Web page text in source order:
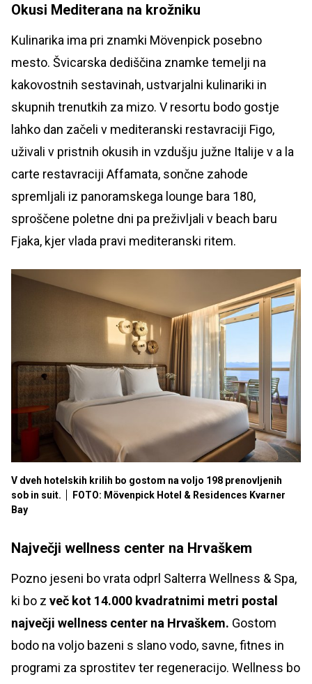
Okusi Mediterana na krožniku
Kulinarika ima pri znamki Mövenpick posebno
mesto. Švicarska dediščina znamke temelji na
kakovostnih sestavinah, ustvarjalni kulinariki in
skupnih trenutkih za mizo. V resortu bodo gostje
lahko dan začeli v mediteranski restavraciji Figo,
uživali v pristnih okusih in vzdušju južne Italije v a la
carte restavraciji Affamata, sončne zahode
spremljali iz panoramskega lounge bara 180,
sproščene poletne dni pa preživljali v beach baru
Fjaka, kjer vlada pravi mediteranski ritem.
V dveh hotelskih krilih bo gostom na voljo 198 prenovljenih
sob in suit.
FOTO: Mövenpick Hotel & Residences Kvarner
Bay
Največji wellness center na Hrvaškem
Pozno jeseni bo vrata odprl Salterra Wellness & Spa,
ki bo z več kot 14.000 kvadratnimi metri postal
največji wellness center na Hrvaškem. Gostom
bodo na voljo bazeni s slano vodo, savne, fitnes in
programi za sprostitev ter regeneracijo. Wellness bo